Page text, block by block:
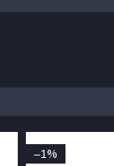
–1%